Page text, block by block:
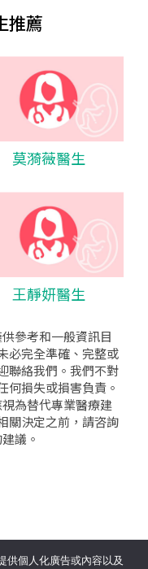
推薦
莫漪薇醫生
王靜妍醫生
參考和一般資訊目
必完全準確、完整或
聯絡我們。我們不對
何損失或損害負責。
為替代專業醫療建
關決定之前，請咨詢
議。
計公司by isualsense
供個人化廣告或內容以及